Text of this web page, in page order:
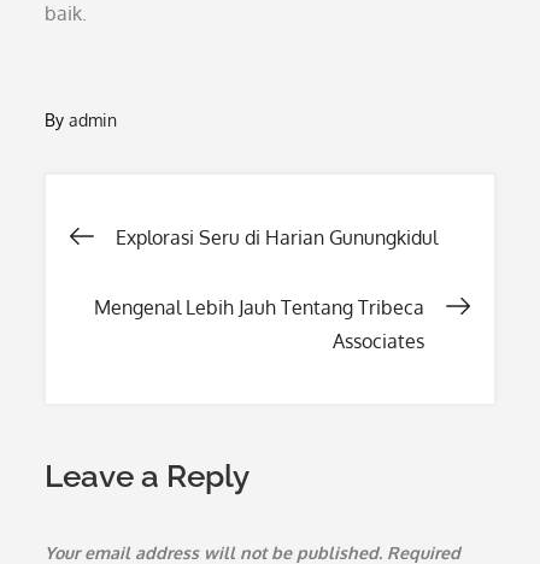
baik.
Byadmin
Post
navigation
Explorasi Seru di Harian Gunungkidul
Mengenal Lebih Jauh Tentang Tribeca
Associates
Leave a Reply
Your email address will not be published. Required